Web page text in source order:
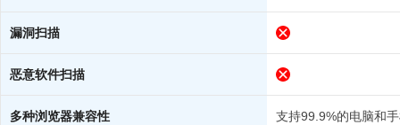
漏洞扫描
恶意软件扫描
多种浏览器兼容性 支持99.9%的电脑和